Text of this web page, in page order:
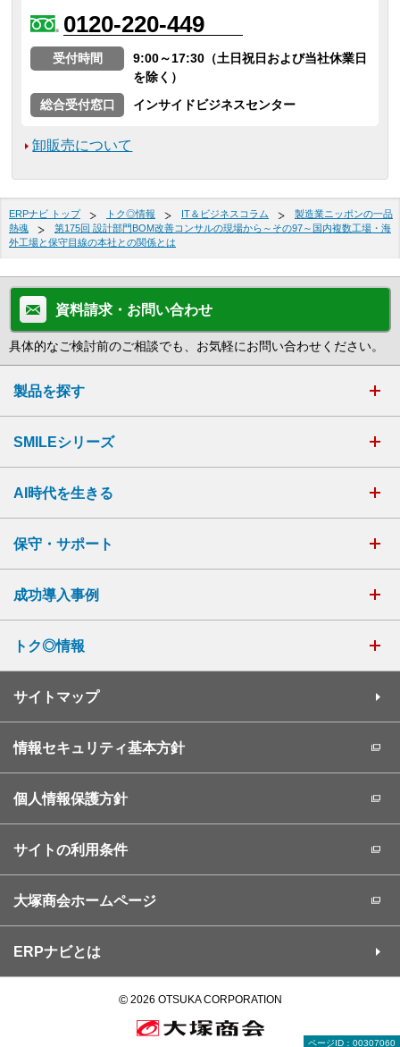
0120-220-449
受付時間
9:00～17:30（土日祝日および当社休業日
を除く）
総合受付窓口
インサイドビジネスセンター
卸販売について
ページID：00307060
ERPナビ トップ トク◎情報 IT＆ビジネスコラム
製造業ニッポンの一品
熱魂
第175回 設計部門BOM改善コンサルの現場から～その97～国内複数工場・海
外工場と保守目線の本社との関係とは
資料請求・お問い合わせ
具体的なご検討前のご相談でも、お気軽にお問い合わせください。
製品を探す
SMILEシリーズ
AI時代を生きる
保守・サポート
成功導入事例
トク◎情報
サイトマップ
情報セキュリティ基本方針
個人情報保護方針
サイトの利用条件
大塚商会ホームページ
ERPナビとは
©2026 OTSUKA CORPORATION